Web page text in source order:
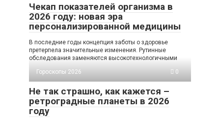
Чекап показателей организма в
2026 году: новая эра
персонализированной медицины
В последние годы концепция заботы о здоровье
претерпела значительные изменения. Рутинные
обследования заменяются высокотехнологичными
Гороскопы 2026
0
Не так страшно, как кажется –
ретроградные планеты в 2026
году